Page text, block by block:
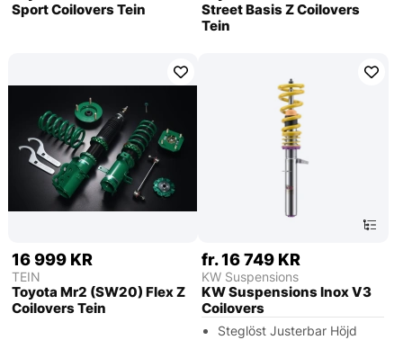
Sport Coilovers Tein
Street Basis Z Coilovers
Tein
16 999 KR
TEIN
Toyota Mr2 (SW20) Flex Z
Coilovers Tein
fr. 16 749 KR
KW Suspensions
KW Suspensions Inox V3
Coilovers
Steglöst Justerbar Höjd